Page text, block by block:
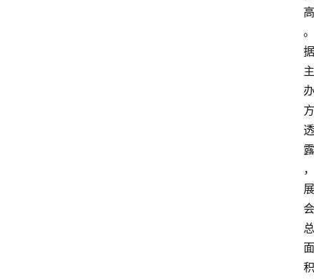
高
。
据
主
办
方
透
露
，
展
会
总
面
积